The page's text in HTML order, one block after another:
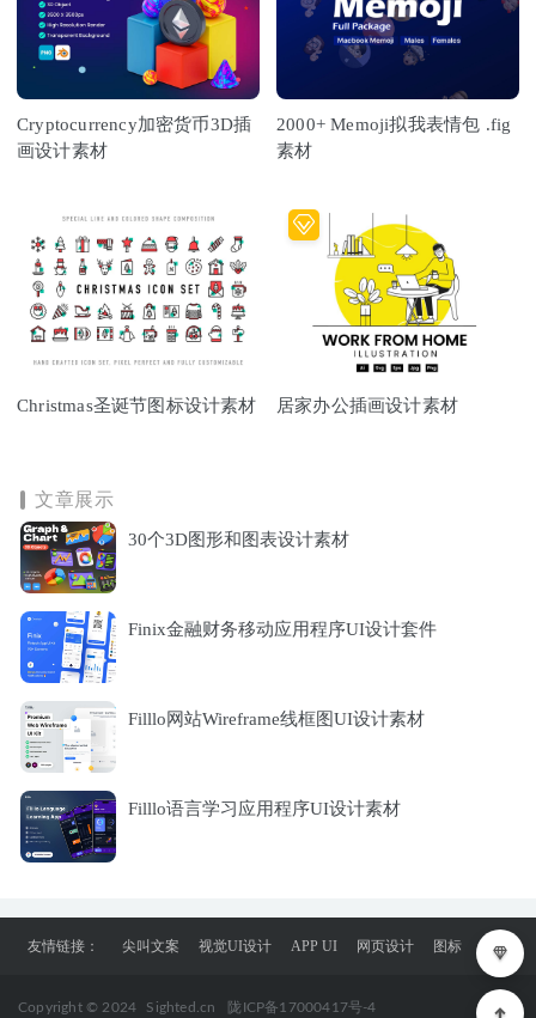
Cryptocurrency加密货币3D插
画设计素材
2000+ Memoji拟我表情包 .fig
素材
Christmas圣诞节图标设计素材 居家办公插画设计素材
文章展示
30个3D图形和图表设计素材
Finix金融财务移动应用程序UI设计套件
Filllo网站Wireframe线框图UI设计素材
Filllo语言学习应用程序UI设计素材
友情链接： 尖叫文案 视觉UI设计 APP UI 网页设计 图标
Copyright © 2024 Sighted.cn 陇ICP备17000417号-4